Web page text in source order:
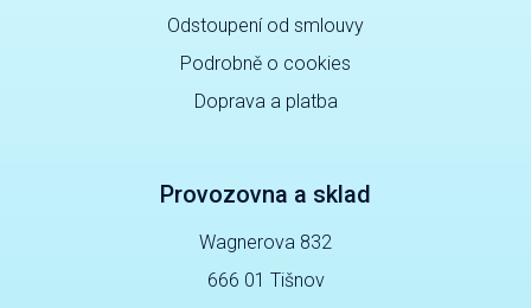
Odstoupení od smlouvy
Podrobně o cookies
Doprava a platba
Provozovna a sklad
Wagnerova 832
666 01 Tišnov